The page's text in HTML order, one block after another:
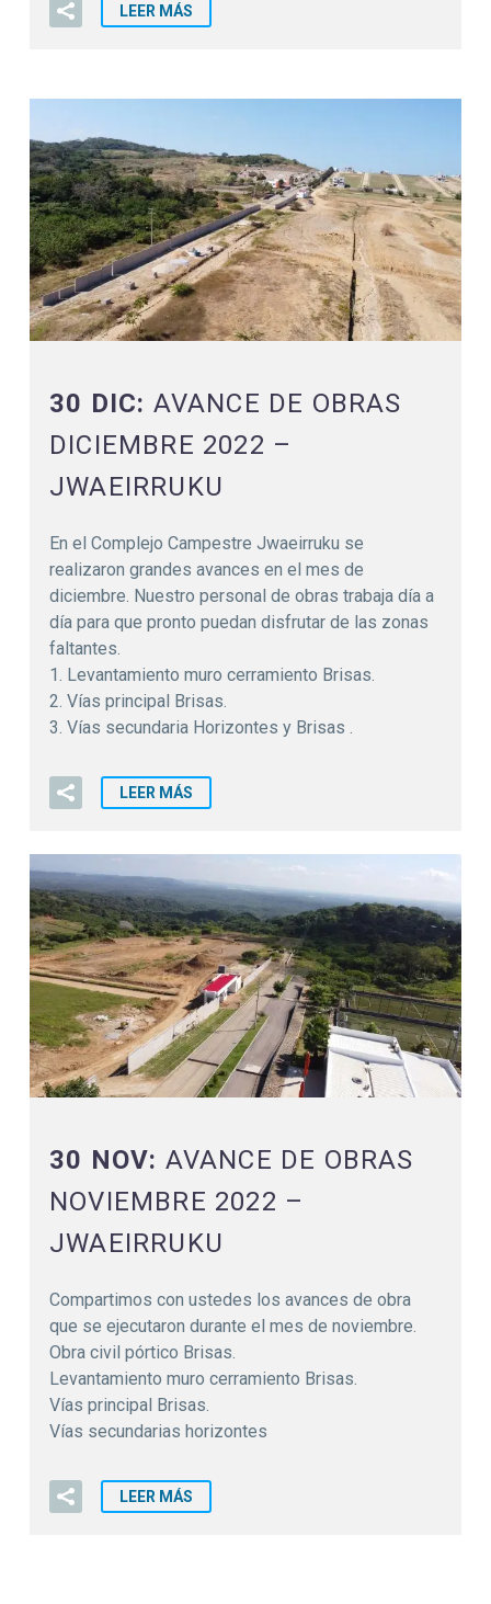
LEER MÁS
30 DIC: AVANCE DE OBRAS
DICIEMBRE 2022 –
JWAEIRRUKU
En el Complejo Campestre Jwaeirruku se
realizaron grandes avances en el mes de
diciembre. Nuestro personal de obras trabaja día a
día para que pronto puedan disfrutar de las zonas
faltantes.
1. Levantamiento muro cerramiento Brisas.
2. Vías principal Brisas.
3. Vías secundaria Horizontes y Brisas .
LEER MÁS
30 NOV: AVANCE DE OBRAS
NOVIEMBRE 2022 –
JWAEIRRUKU
Compartimos con ustedes los avances de obra
que se ejecutaron durante el mes de noviembre.
Obra civil pórtico Brisas.
Levantamiento muro cerramiento Brisas.
Vías principal Brisas.
Vías secundarias horizontes
LEER MÁS